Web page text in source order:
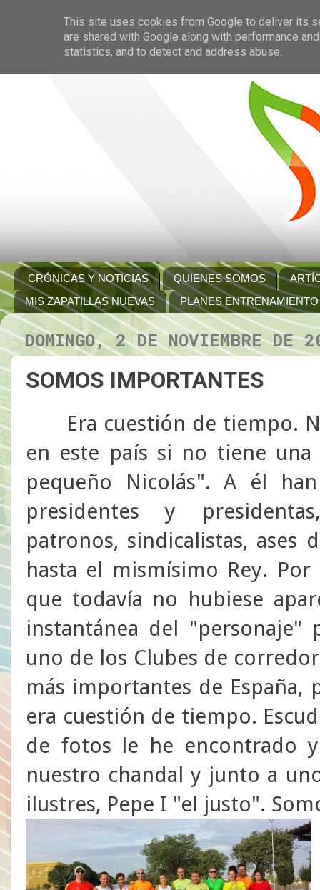
CRÓNICAS Y NOTICIAS QUIENES SOMOS
MIS ZAPATILLAS NUEVAS
PLANES ENTRENAMIENTO
DOMINGO, 2 DE NOVIEMBRE DE
SOMOS IMPORTANTES
Era cuestión de tiempo.
en este país si no tiene
pequeño Nicolás". A él
presidentes y
patronos, sindicalistas, ases
hasta el mismísimo Rey.
que todavía no hubiese
instantánea del "personaje"
uno de los Clubes de
más importantes de
era cuestión de tiempo.
de fotos le he encontrado
nuestro chandal y junto a
ilustres, Pepe I "el justo".
This site uses cookies from Google to deliver its
are shared with Google along with performance
statistics, and to detect and address abuse.